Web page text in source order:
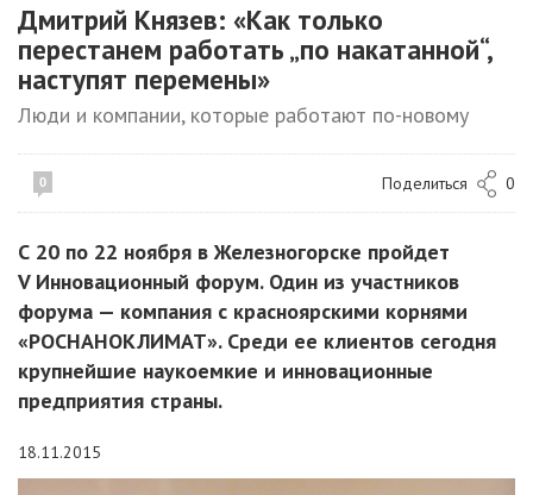
Дмитрий Князев: «Как только
перестанем работать „по накатанной“,
наступят перемены»
Люди и компании, которые работают по-новому
0 Поделиться 0
С 20 по 22 ноября в Железногорске пройдет
V Инновационный форум. Один из участников
форума — компания с красноярскими корнями
«РОСНАНОКЛИМАТ». Среди ее клиентов сегодня
крупнейшие наукоемкие и инновационные
предприятия страны.
18.11.2015